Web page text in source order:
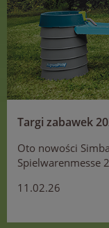
Targi zabawek
Oto nowości
Spielwarenmesse
11.02.26